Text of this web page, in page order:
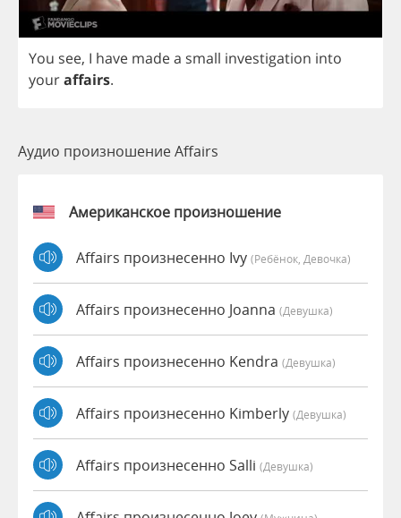
You see, I have madea small investigation into
youraffairs.
Аудио произношение Affairs
Американское произношение
Affairs произнесенно Ivy (Ребёнок, Девочка)
Affairs произнесенно Joanna (девушка)
Affairs произнесенно Kendra (девушка)
Affairs произнесенно Kimberly (девушка)
Affairs произнесенно Salli (девушка)